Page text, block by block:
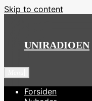
Skip to content
UNIRADIOEN
Forsiden